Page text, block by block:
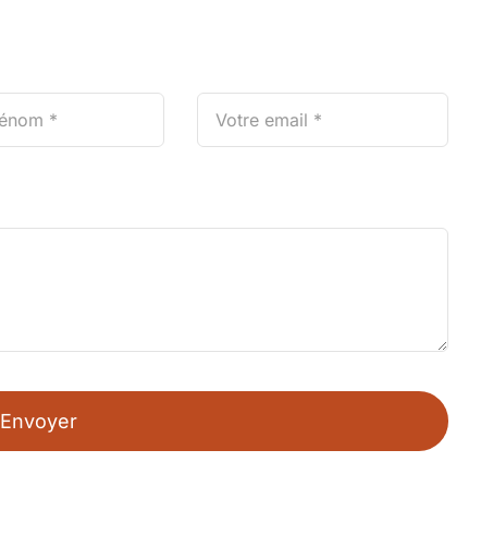
Envoyer